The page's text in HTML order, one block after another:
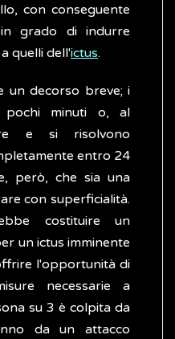
con conseguente
grado di indurre
quelli dell'ictus.
un decorso breve; i
pochi minuti o, al
e si risolvono
entro 24
però, che sia una
con superficialità.
costituire un
un ictus imminente
l'opportunità di
necessarie a
su 3 è colpita da
da un attacco